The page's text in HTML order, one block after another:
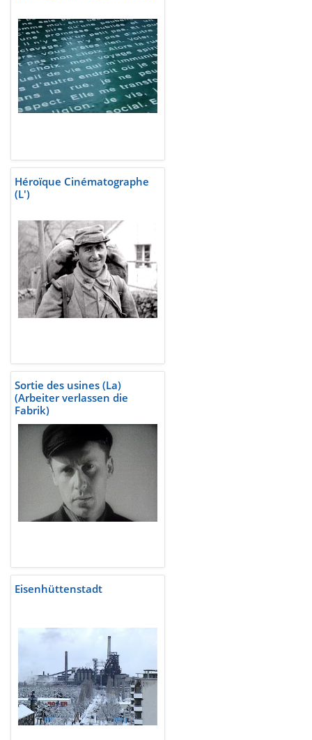
Héroïque Cinématographe
(L')
Sortie des usines (La)
(Arbeiter verlassen die
Fabrik)
Eisenhüttenstadt